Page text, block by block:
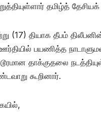
தமிழ்த்
(17) தியாக தீபம்
பயணித்த
தாக்குதலை
கூறினார்.